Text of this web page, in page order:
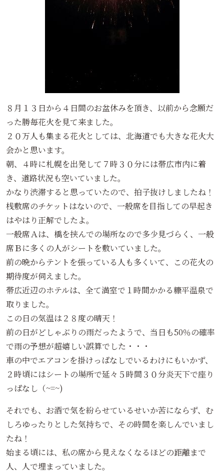
８月１３日から４日間のお盆休みを頂き、以前から念願だ
った勝毎花火を見て来ました。
２０万人も集まる花火としては、北海道でも大きな花火大
会かと思います。
朝、４時に札幌を出発して７時３０分には帯広市内に着
き、道路状況も空いていました。
かなり渋滞すると思っていたので、拍子抜けしましたね！
桟敷席のチケットはないので、一般席を目指しての早起き
はやはり正解でしたよ。
一般席Ａは、橋を挟んでの場所なので多少見づらく、一般
席Ｂに多くの人がシートを敷いていました。
前の晩からテントを張っている人も多くいて、この花火の
期待度が伺えました。
帯広近辺のホテルは、全て満室で１時間かかる糠平温泉で
取りました。
この日の気温は２８度の晴天！
前の日がどしゃぶりの雨だったようで、当日も50％の確率
で雨の予想が超嬉しい誤算でした・・・
車の中でエアコンを掛けっぱなしでいるわけにもいかず、
２時頃にはシートの場所で延々５時間３０分炎天下で座り
っぱなし（~=~)
それでも、お酒で気を紛らせているせいか苦にならず、む
しろゆったりとした気持ちで、その時間を楽しんでいまし
たね！
始まる頃には、私の席から見えなくなるほどの距離まで
人、人で埋まっていました。